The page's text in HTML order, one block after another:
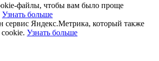
файлы, чтобы вам было проще
Узнать больше
сервис Яндекс.Метрика, который также
Узнать больше